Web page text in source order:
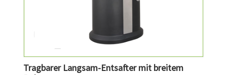
Tragbarer Langsam-Entsafter mit breitem